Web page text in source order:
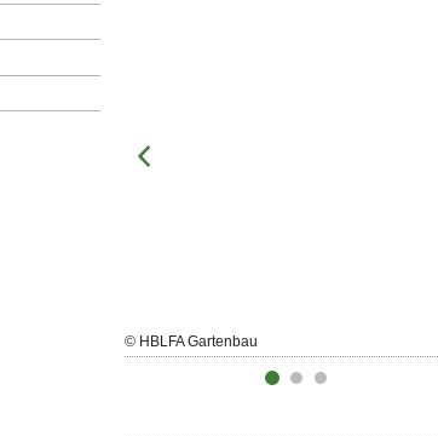
Großansicht© HBLFA Gartenbau